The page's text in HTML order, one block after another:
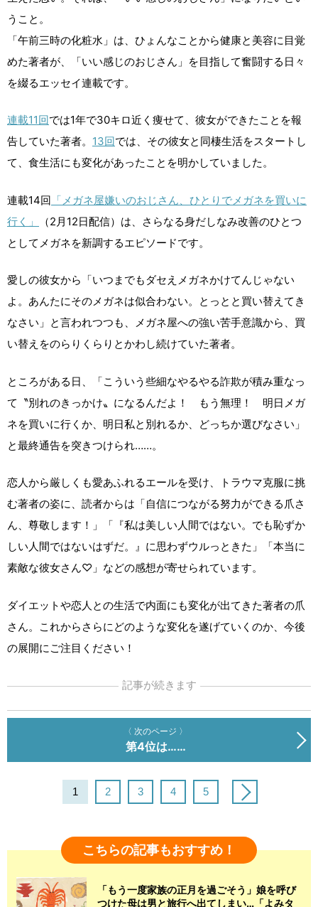
うこと。
「午前三時の化粧水」は、ひょんなことから健康と美容に目覚
めた著者が、「いい感じのおじさん」を目指して奮闘する日々
を綴るエッセイ連載です。
連載11回では1年で30キロ近く痩せて、彼女ができたことを報
告していた著者。 13回では、その彼女と同棲生活をスタートし
て、食生活にも変化があったことを明かしていました。
連載14回 「メガネ屋嫌いのおじさん、ひとりでメガネを買いに
行く」
（2月12日配信）は、さらなる身だしなみ改善のひとつ
としてメガネを新調するエピソードです。
愛しの彼女から「いつまでもダセえメガネかけてんじゃない
よ。あんたにそのメガネは似合わない。とっとと買い替えてき
なさい」と言われつつも、メガネ屋への強い苦手意識から、買
い替えをのらりくらりとかわし続けていた著者。
ところがある日、「こういう些細なやるやる詐欺が積み重なっ
て〝別れのきっかけ〟になるんだよ！ もう無理！ 明日メガ
ネを買いに行くか、明日私と別れるか、どっちか選びなさい」
と最終通告を突きつけられ……。
恋人から厳しくも愛あふれるエールを受け、トラウマ克服に挑
む著者の姿に、読者からは「自信につながる努力ができる爪さ
ん、尊敬します！」「『私は美しい人間ではない。でも恥ずか
しい人間ではないはずだ。』に思わずウルっときた」「本当に
素敵な彼女さん♡」などの感想が寄せられています。
ダイエットや恋人との生活で内面にも変化が出てきた著者の爪
さん。これからさらにどのような変化を遂げていくのか、今後
の展開にご注目ください！
記事が続きます
〈 次のページ 〉
第4位は……
1 2 3 4 5
こちらの記事もおすすめ！
「もう一度家族の正月を過ごそう」娘を呼び
つけた母は男と旅行へ出てしまい…「よみタ